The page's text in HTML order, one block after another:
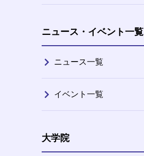
ニュース・イベント一覧
ニュース一覧
イベント一覧
大学院